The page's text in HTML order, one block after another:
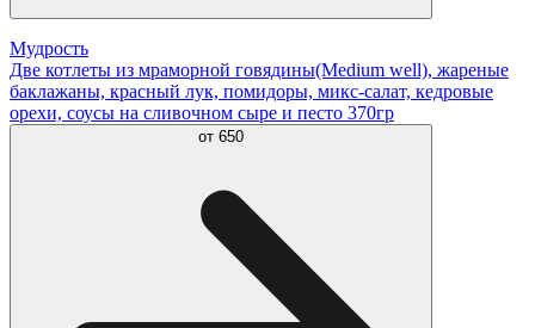
Мудрость
Две котлеты из мраморной говядины(Medium well), жареные
баклажаны, красный лук, помидоры, микс-салат, кедровые
орехи, соусы на сливочном сыре и песто 370гр
от 650